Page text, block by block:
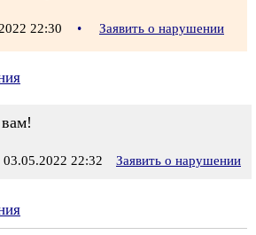
22:30 • Заявить о нарушении
03.05.2022 22:32 Заявить о нарушении